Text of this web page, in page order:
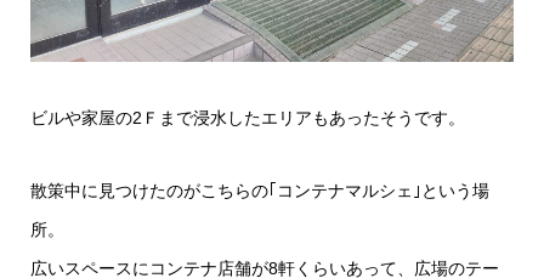
ビルや家屋の2Ｆまで浸水したエリアもあったそうです。
散策中に見つけたのがこちらの｢コンテナマルシェ｣という場
所。
広いスペースにコンテナ店舗が8軒くらいあって、広場のテー